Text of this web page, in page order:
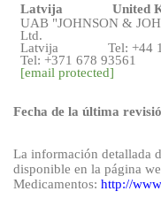
Latvija
United
UAB "JOHNSON &
Ltd.
Latvija
Tel: +44
Tel: +371 678 93561
[email protected]
Fecha de la última
La información detallada
disponible en la página
Medicamentos: http://